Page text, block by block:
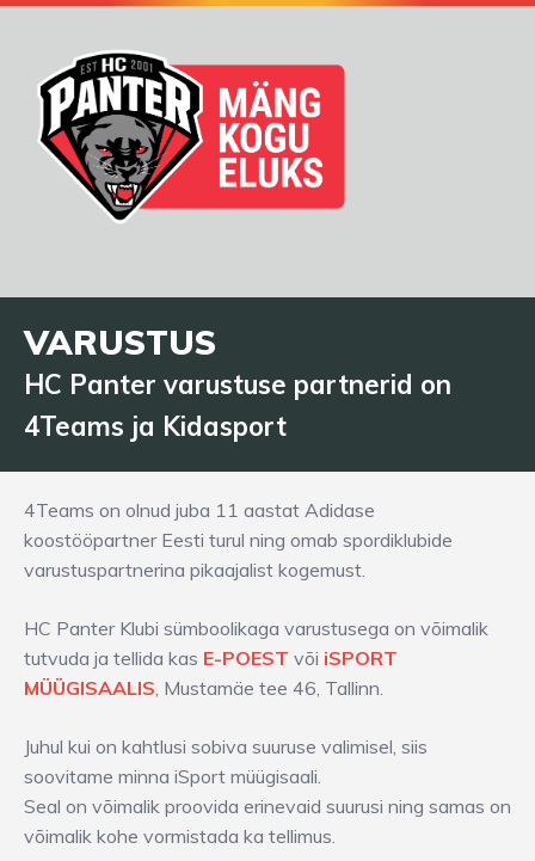
VARUSTUS
HC Panter varustuse partnerid on
4Teams ja Kidasport
4Teams on olnud juba 11 aastat Adidase
koostööpartner Eesti turul ning omab spordiklubide
varustuspartnerina pikaajalist kogemust.
HC Panter Klubi sümboolikaga varustusega on võimalik
tutvuda ja tellida kas E-POEST või iSPORT
MÜÜGISAALIS, Mustamäe tee 46, Tallinn.
Juhul kui on kahtlusi sobiva suuruse valimisel, siis
soovitame minna iSport müügisaali.
Seal on võimalik proovida erinevaid suurusi ning samas on
võimalik kohe vormistada ka tellimus.